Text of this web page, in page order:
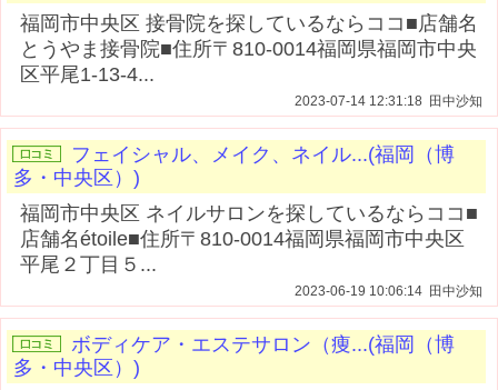
福岡市中央区 接骨院を探しているならココ■店舗名
とうやま接骨院■住所〒810-0014福岡県福岡市中央
区平尾1-13-4...
2023-07-14 12:31:18 田中沙知
フェイシャル、メイク、ネイル...(福岡（博
多・中央区）)
福岡市中央区 ネイルサロンを探しているならココ■
店舗名étoile■住所〒810-0014福岡県福岡市中央区
平尾２丁目５...
2023-06-19 10:06:14 田中沙知
ボディケア・エステサロン（痩...(福岡（博
多・中央区）)